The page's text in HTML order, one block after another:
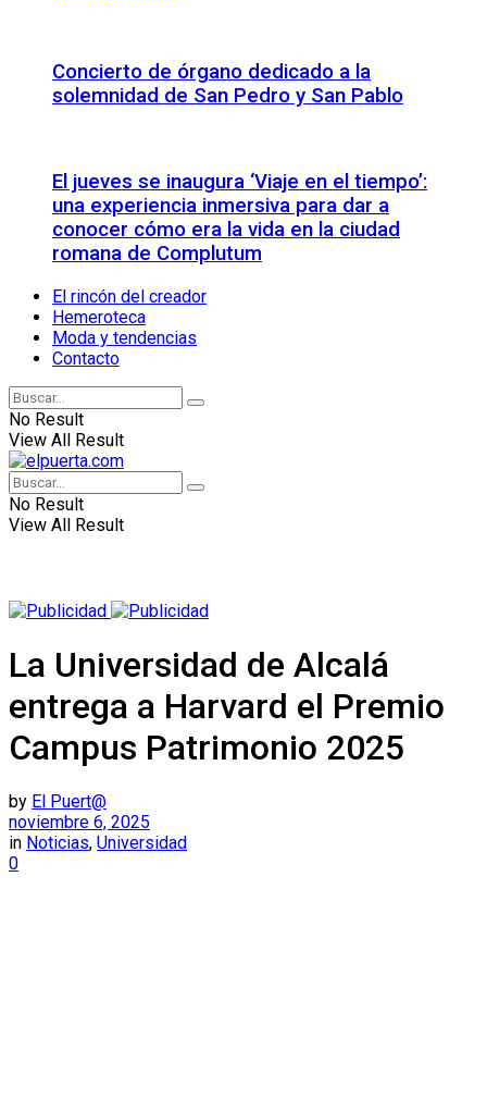
Concierto de órgano dedicado a la
solemnidad de San Pedro y San Pablo
El jueves se inaugura ‘Viaje en el tiempo’:
una experiencia inmersiva para dar a
conocer cómo era la vida en la ciudad
romana de Complutum
El rincón del creador
Hemeroteca
Moda y tendencias
Contacto
No Result
View All Result
No Result
View All Result
La Universidad de Alcalá
entrega a Harvard el Premio
Campus Patrimonio 2025
by El Puert@
noviembre 6, 2025
in Noticias, Universidad
0